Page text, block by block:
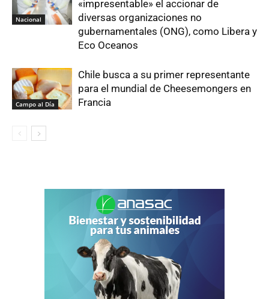
Nacional
«impresentable» el accionar de
diversas organizaciones no
gubernamentales (ONG), como Libera y
Eco Oceanos
Campo al Día
Chile busca a su primer representante
para el mundial de Cheesemongers en
Francia